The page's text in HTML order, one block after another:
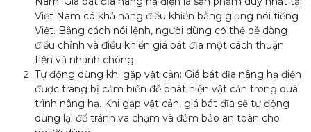
Việt Nam có khả năng điều khiển bằng giọng nói tiếng
Việt. Bằng cách nói lệnh, người dùng có thể dễ dàng
điều chỉnh và điều khiển giá bát đĩa một cách thuận
tiện và nhanh chóng.
Tự động dừng khi gặp vật cản: Giá bát đĩa nâng hạ điện
được trang bị cảm biến để phát hiện vật cản trong quá
trình nâng hạ. Khi gặp vật cản, giá bát đĩa sẽ tự động
dừng lại để tránh va chạm và đảm bảo an toàn cho